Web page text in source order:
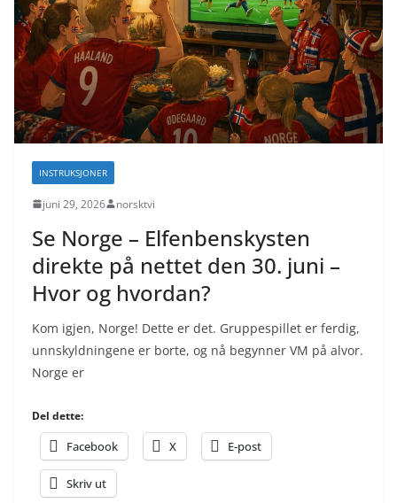
INSTRUKSJONER
juni 29, 2026 norsktvi
Se Norge – Elfenbenskysten
direkte på nettet den 30. juni –
Hvor og hvordan?
Kom igjen, Norge! Dette er det. Gruppespillet er ferdig,
unnskyldningene er borte, og nå begynner VM på alvor.
Norge er
Del dette:
Facebook X E-post
Skriv ut